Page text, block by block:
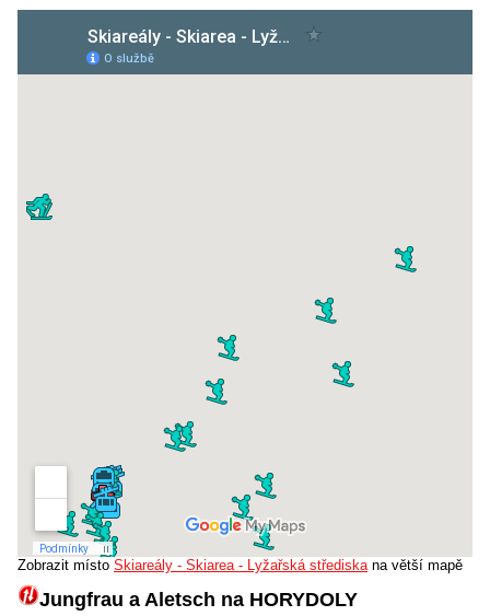
Zobrazit místo Skiareály - Skiarea - Lyžařská střediskana větší mapě
Jungfrau a Aletsch na HORYDOLY